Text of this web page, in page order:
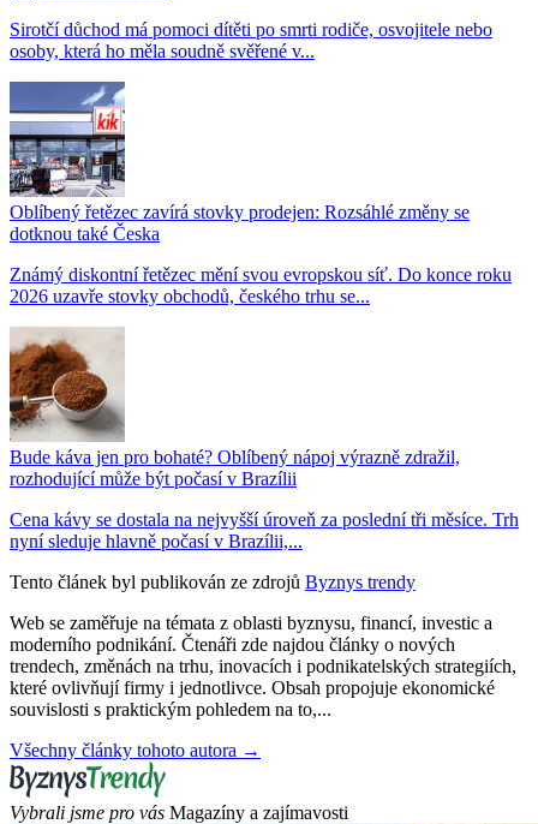
Sirotčí důchod má pomoci dítěti po smrti rodiče, osvojitele nebo
osoby, která ho měla soudně svěřené v...
Oblíbený řetězec zavírá stovky prodejen: Rozsáhlé změny se
dotknou také Česka
Známý diskontní řetězec mění svou evropskou síť. Do konce roku
2026 uzavře stovky obchodů, českého trhu se...
Bude káva jen pro bohaté? Oblíbený nápoj výrazně zdražil,
rozhodující může být počasí v Brazílii
Cena kávy se dostala na nejvyšší úroveň za poslední tři měsíce. Trh
nyní sleduje hlavně počasí v Brazílii,...
Tento článek byl publikován ze zdrojů Byznys trendy
Web se zaměřuje na témata z oblasti byznysu, financí, investic a
moderního podnikání. Čtenáři zde najdou články o nových
trendech, změnách na trhu, inovacích i podnikatelských strategiích,
které ovlivňují firmy i jednotlivce. Obsah propojuje ekonomické
souvislosti s praktickým pohledem na to,...
Všechny články tohoto autora →
Vybrali jsme pro vás Magazíny a zajímavosti